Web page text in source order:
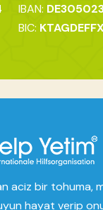
IBAN:
BIC:
aciz bir tohuma,
hayat verip